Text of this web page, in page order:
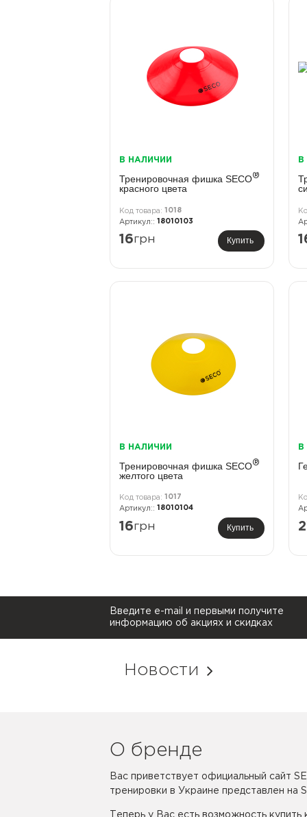
В НАЛИЧИИ
Тренировочная фишка SECO®
красного цвета
1018
18010103
16грн Купить
В
В НАЛИЧИИ
Тренировочная фишка SECO®
желтого цвета
1017
18010104
16грн Купить
В
Введите e-mail и первыми получите
информацию об акциях и скидках
Новости
О бренде
Вас приветствует официальный сайт
тренировки в Украине представлен на
Теперь у Вас есть возможность